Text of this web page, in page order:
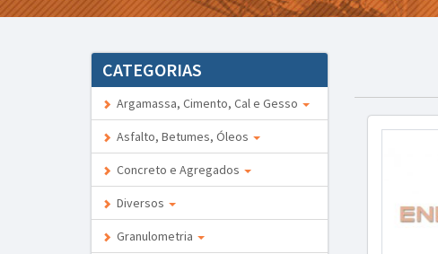
CATEGORIAS
Argamassa, Cimento, Cal e Gesso
Asfalto, Betumes, Óleos
Concreto e Agregados
Diversos
Granulometria